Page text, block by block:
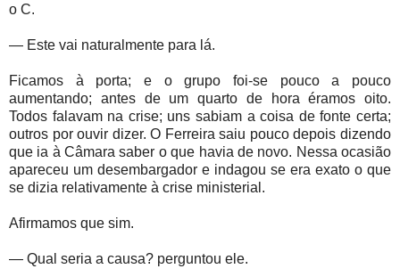
o C.
— Este vai naturalmente para lá.
Ficamos à porta; e o grupo foi-se pouco a pouco
aumentando; antes de um quarto de hora éramos oito.
Todos falavam na crise; uns sabiam a coisa de fonte certa;
outros por ouvir dizer. O Ferreira saiu pouco depois dizendo
que ia à Câmara saber o que havia de novo. Nessa ocasião
apareceu um desembargador e indagou se era exato o que
se dizia relativamente à crise ministerial.
Afirmamos que sim.
— Qual seria a causa? perguntou ele.